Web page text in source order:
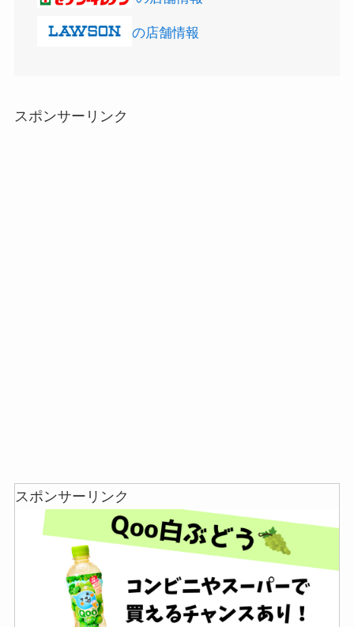
和紙はどこに売ってる？ダイソーやLoftで買える！
の店舗情報
スポンサーリンク
スポンサーリンク